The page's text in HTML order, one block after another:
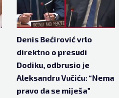
Denis Bećirović vrlo
direktno o presudi
Dodiku, odbrusio je
Aleksandru Vučiću: “Nema
pravo da se miješa”